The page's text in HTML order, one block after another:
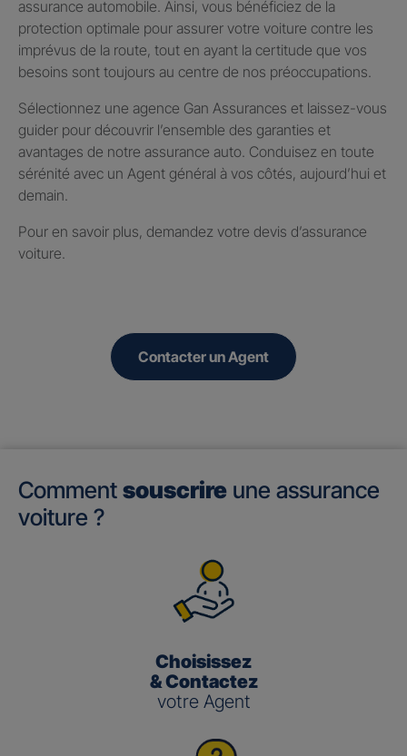
assurance automobile. Ainsi, vous bénéficiez de la
protection optimale pour assurer votre voiture contre les
imprévus de la route, tout en ayant la certitude que vos
besoins sont toujours au centre de nos préoccupations.
Sélectionnez une agence Gan Assurances et laissez-vous
guider pour découvrir l’ensemble des garanties et
avantages de notre assurance auto. Conduisez en toute
sérénité avec un Agent général à vos côtés, aujourd’hui et
demain.
Pour en savoir plus, demandez votre devis d’assurance
voiture.
Contacter un Agent
Comment souscrire une assurance
voiture ?
Choisissez
& Contactez
votre Agent